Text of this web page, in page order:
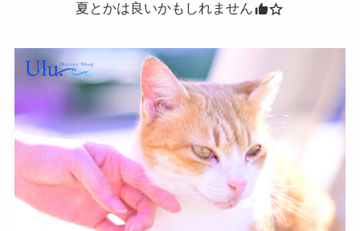
夏とかは良いかもしれません